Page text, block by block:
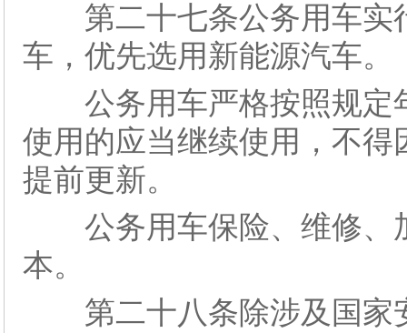
第二十七条公务用车实
车，优先选用新能源汽车。
公务用车严格按照规定
使用的应当继续使用，不
提前更新。
公务用车保险、维修、
本。
第二十八条除涉及国家